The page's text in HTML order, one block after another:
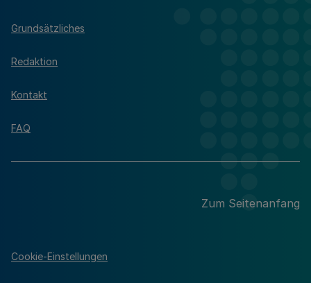
Grundsätzliches
Redaktion
Kontakt
FAQ
Zum Seitenanfang
Cookie-Einstellungen